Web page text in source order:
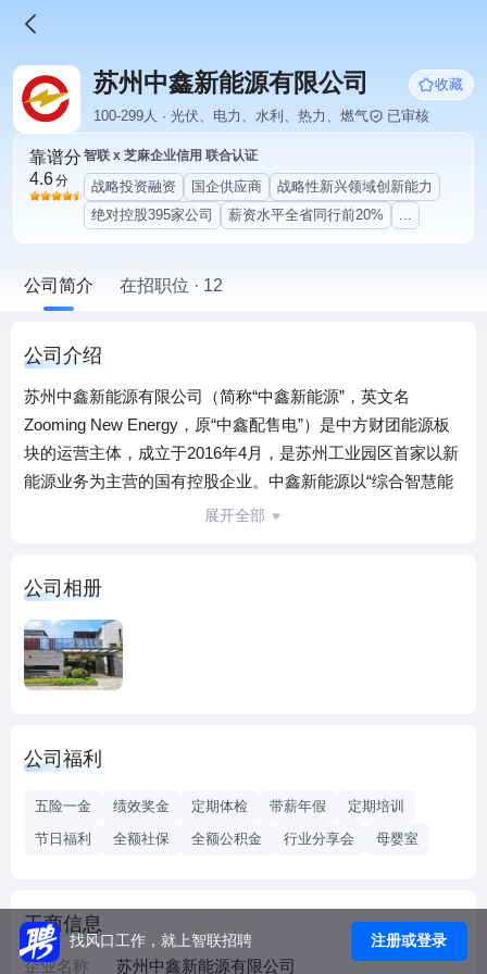
苏州中鑫新能源有限公司
收藏
100-299人 · 光伏、电力、水利、热力、燃气
已审核
靠谱分
4.6分
智联 x 芝麻企业信用 联合认证
战略投资融资 国企供应商
战略性新兴领域创新能力
绝对控股395家公司
薪资水平全省同行前20% ...
公司简介 在招职位 · 12
公司介绍
苏州中鑫新能源有限公司（简称“中鑫新能源”，英文名
Zooming New Energy，原“中鑫配售电”）是中方财团能源板
块的运营主体，成立于2016年4月，是苏州工业园区首家以新
能源业务为主营的国有控股企业。中鑫新能源以“综合智慧能
源服务商”为发展定位，依托科技赋能，致力推动能源数智
储能、配电、售电、充换电和节能等基础用能服务，着力打
造“光伏+”综合智慧能源服务业态，同时可为工商业客户提供
能源规划、能源数字化、碳资产和碳风险管理等定制化一站
式服务，推动产业绿色转型和地区绿色发展，助力绿色低碳
的发展平台！欢迎各位优秀人才投递简历，如简历通过筛选
展开全部
公司相册
公司福利
五险一金 绩效奖金 定期体检 带薪年假
定期培训
节日福利
全额社保 全额公积金 行业分享会 母婴室
工商信息
企业名称 苏州中鑫新能源有限公司
找风口工作，就上智联招聘 注册或登录